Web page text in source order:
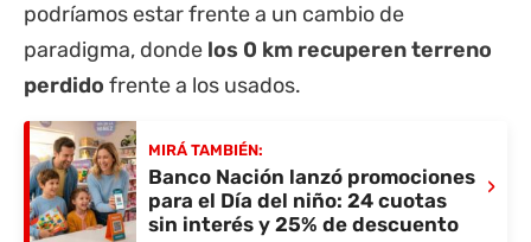
podríamos estar frente a un cambio de
paradigma, donde los 0 km recuperen terreno
perdido frente a los usados.
MIRÁ TAMBIÉN:
Banco Nación lanzó promociones
para el Día del niño: 24 cuotas
sin interés y 25% de descuento
›